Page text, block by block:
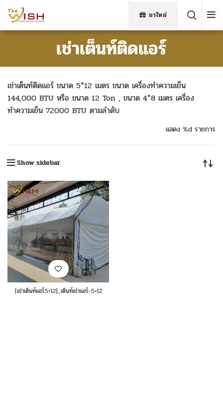
มาใหม่
เช่าเต็นท์ติดแอร์
เช่าเต็นท์ติดแอร์ ขนาด 5*12 เมตร ขนาด เครื่องทำความเย็น
144,000 BTU หรือ ขนาด 12 Ton , ขนาด 4*8 เมตร เครื่อง
ทำความเย็น 72000 BTU ตามลำดับ
แสดง %d รายการ
Show sidebar
[เช่าเต็นท์แอร์5×12]_เต็นท์เช่าแอร์-5×12